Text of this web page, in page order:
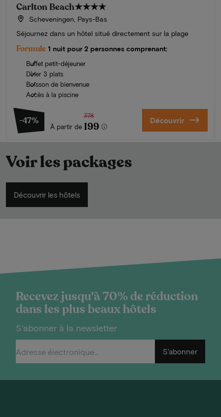
Carlton Beach★★★★
Scheveningen, Pays-Bas
Séjournez dans un hôtel situé directement sur la plage
Formule 1 nuit pour 2 personnes comprenant:
Buffet petit-déjeuner
Dîner 3 plats
Boisson de bienvenue
Accès à la piscine
-47%
À partir de
378
199 Découvrir
Voir les packages
Découvrir les hôtels
Recevez jusqu'à 70% de réduction
dans les plus beaux hôtels
S'abonner à la newsletter
S'abonner